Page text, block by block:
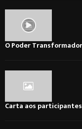
O Poder
Carta aos